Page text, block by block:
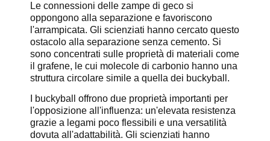
Le connessioni delle zampe di geco si
oppongono alla separazione e favoriscono
l'arrampicata. Gli scienziati hanno cercato questo
ostacolo alla separazione senza cemento. Si
sono concentrati sulle proprietà di materiali come
il grafene, le cui molecole di carbonio hanno una
struttura circolare simile a quella dei buckyball.
I buckyball offrono due proprietà importanti per
l'opposizione all'influenza: un'elevata resistenza
grazie a legami poco flessibili e una versatilità
dovuta all'adattabilità. Gli scienziati hanno